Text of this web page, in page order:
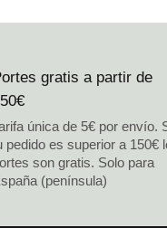
gratis a partir de
única de 5€ por envío.
pedido es superior a 150€
son gratis. Solo para
(península)